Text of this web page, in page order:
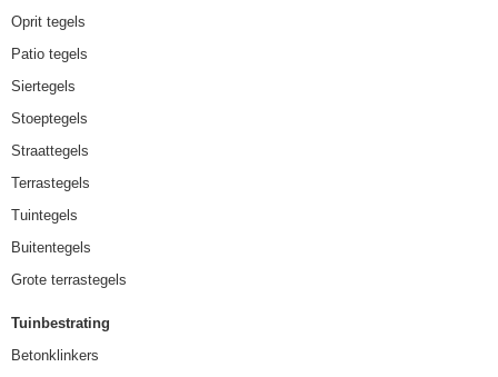
Oprit tegels
Patio tegels
Siertegels
Stoeptegels
Straattegels
Terrastegels
Tuintegels
Buitentegels
Grote terrastegels
Tuinbestrating
Betonklinkers